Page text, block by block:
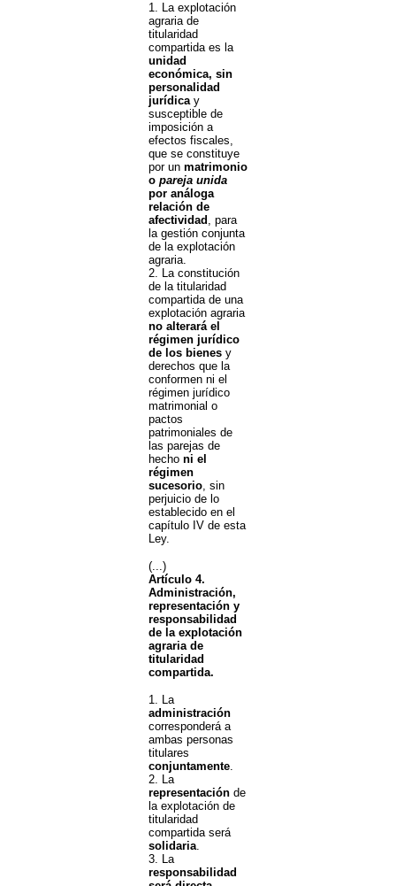
1. La explotación
agraria de
titularidad
compartida es la
unidad
económica, sin
personalidad
jurídicay
susceptible de
imposición a
efectos fiscales,
que se constituye
por un matrimonio
o pareja unida
por análoga
relación de
afectividad , para
la gestión conjunta
de la explotación
agraria.
2. La constitución
de la titularidad
compartida de una
explotación agraria
no alterará el
régimen jurídico
de los bienes y
derechos que la
conformen ni el
régimen jurídico
matrimonial o
pactos
patrimoniales de
las parejas de
hecho ni el
régimen
sucesorio, sin
perjuicio de lo
establecido en el
capítulo IV de esta
Ley.
(...)
Artículo 4.
Administración,
representación y
responsabilidad
de la explotación
agraria de
titularidad
compartida.
1. La
administración
corresponderá a
ambas personas
titulares
conjuntamente.
2. La
representación de
la explotación de
titularidad
compartida será
solidaria.
3. La
responsabilidad